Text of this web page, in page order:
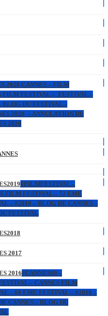
2020 CANNES – FILM
FILM FESTIVAL – FESTIVAL –
BLOG DU FESTIVAL –
2020 – ANNULATION DU
2020
#FILMFESTIVAL –
FILM FESTIVAL – 72 EME
– #2019 – BLOG DE CANNES –
FESTIVAL
2017
2016#CANNES69 –
– CANNES FILM
– 69 EME FESTIVAL – #2016 –
CANNES – BLOG DU